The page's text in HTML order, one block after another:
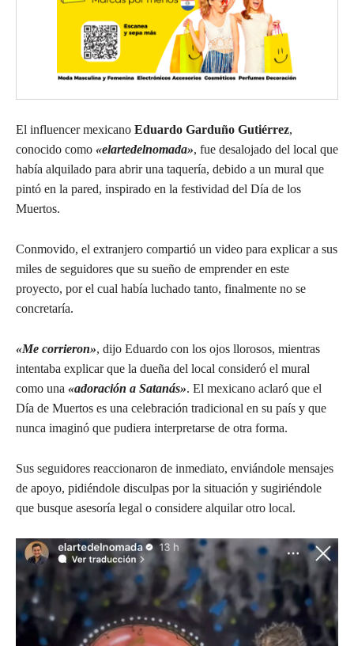
El influencer mexicano Eduardo Garduño Gutiérrez,
conocido como «elartedelnomada», fue desalojado del local que
había alquilado para abrir una taquería, debido a un mural que
pintó en la pared, inspirado en la festividad del Día de los
Muertos.
Conmovido, el extranjero compartió un video para explicar a sus
miles de seguidores que su sueño de emprender en este
proyecto, por el cual había luchado tanto, finalmente no se
concretaría.
«Me corrieron», dijo Eduardo con los ojos llorosos, mientras
intentaba explicar que la dueña del local consideró el mural
como una «adoración a Satanás». El mexicano aclaró que el
Día de Muertos es una celebración tradicional en su país y que
nunca imaginó que pudiera interpretarse de otra forma.
Sus seguidores reaccionaron de inmediato, enviándole mensajes
de apoyo, pidiéndole disculpas por la situación y sugiriéndole
que busque asesoría legal o considere alquilar otro local.